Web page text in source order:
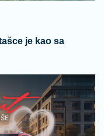
je kao sa